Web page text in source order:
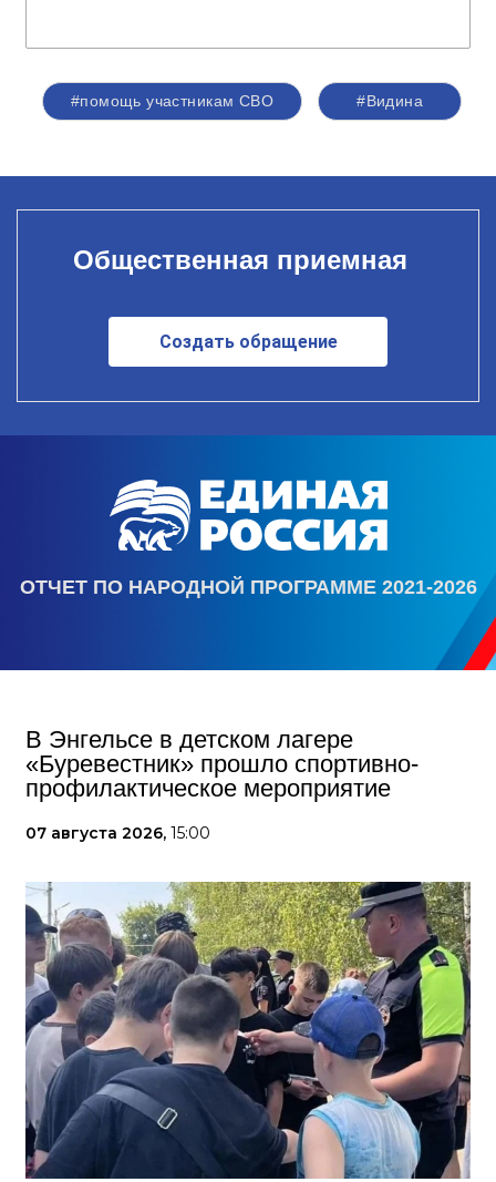
#помощь участникам СВО #Видина
Общественная приемная
Создать обращение
ОТЧЕТ ПО НАРОДНОЙ ПРОГРАММЕ 2021-2026
В Энгельсе в детском лагере
«Буревестник» прошло спортивно-
профилактическое мероприятие
07 августа 2026, 15:00